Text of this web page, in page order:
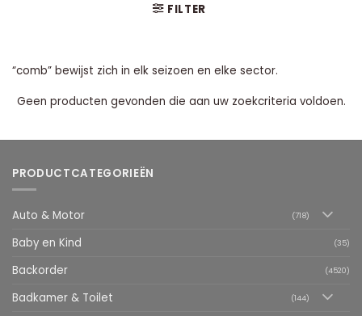
FILTER
“comb” bewijst zich in elk seizoen en elke sector.
Geen producten gevonden die aan uw zoekcriteria voldoen.
PRODUCTCATEGORIEËN
Auto & Motor (718)
Baby en Kind (35)
Backorder (4520)
Badkamer & Toilet (144)